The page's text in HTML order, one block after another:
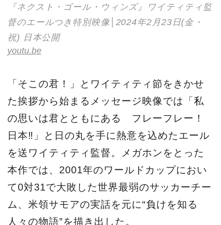
『ネクスト・ゴール・ウィンズ』ワイティティ監
督のエールつき特別映像│2024年2月23日(金・
祝) 日本公開
youtu.be
「そこの君！」とワイティティ節をきかせ
た挨拶から始まるメッセージ映像では「私
の思いは君とともにある フレーフレー！
日本‼」と日の丸を手に熱意を込めたエール
を送ワイティティ監督。メガホンをとった
本作では、2001年のワールドカップにおい
て0対31で大敗した世界最弱のサッカーチー
ム、米領サモアの実話を元に“負けを知る
人々の物語”を描き出した。